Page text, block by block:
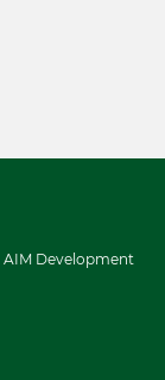
AIM Development